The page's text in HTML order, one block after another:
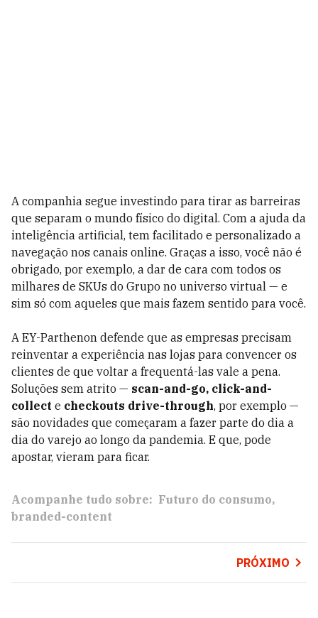
A companhia segue investindo para tirar as barreiras
que separam o mundo físico do digital. Com a ajuda da
inteligência artificial, tem facilitado e personalizado a
navegação nos canais online. Graças a isso, você não é
obrigado, por exemplo, a dar de cara com todos os
milhares de SKUs do Grupo no universo virtual — e
sim só com aqueles que mais fazem sentido para você.
A EY-Parthenon defende que as empresas precisam
reinventar a experiência nas lojas para convencer os
clientes de que voltar a frequentá-las vale a pena.
Soluções sem atrito — scan-and-go, click-and-
collect e checkouts drive-through, por exemplo —
são novidades que começaram a fazer parte do dia a
dia do varejo ao longo da pandemia. E que, pode
apostar, vieram para ficar.
Acompanhe tudo sobre: Futuro do consumo
branded-content
PRÓXIMO